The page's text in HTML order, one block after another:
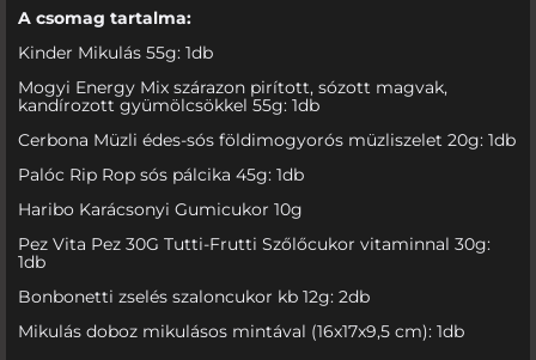
A csomag tartalma:
Kinder Mikulás 55g: 1db
Mogyi Energy Mix szárazon pirított, sózott magvak,
kandírozott gyümölcsökkel 55g: 1db
Cerbona Müzli édes-sós földimogyorós müzliszelet 20g: 1db
Palóc Rip Rop sós pálcika 45g: 1db
Haribo Karácsonyi Gumicukor 10g
Pez Vita Pez 30G Tutti-Frutti Szőlőcukor vitaminnal 30g:
1db
Bonbonetti zselés szaloncukor kb 12g: 2db
Mikulás doboz mikulásos mintával (16x17x9,5 cm): 1db